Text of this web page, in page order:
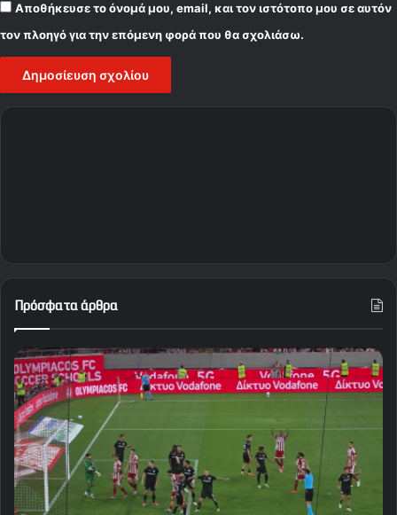
Αποθήκευσε το όνομά μου, email, και τον ιστότοπο μου σε αυτόν
τον πλοηγό για την επόμενη φορά που θα σχολιάσω.
Πρόσφατα άρθρα